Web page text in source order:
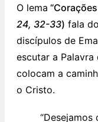
O lema
24, 32-33) fala
discípulos de
escutar a Palavra
colocam a
o Cristo.